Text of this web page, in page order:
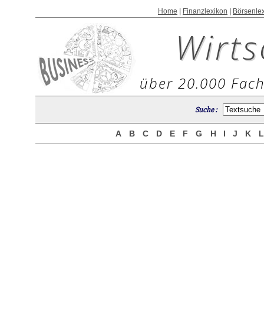
Home Finanzlexikon
über 20.000
Suche :
A B C D E F G H I J K